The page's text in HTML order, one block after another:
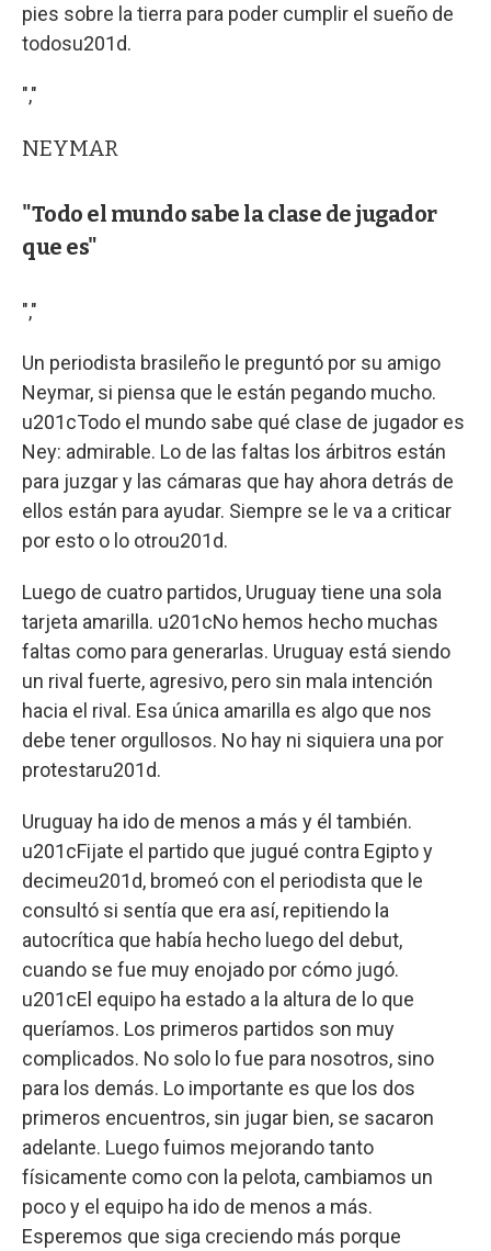
pies sobre la tierra para poder cumplir el sueño de
todosu201d.
","
NEYMAR
"Todo el mundo sabe la clase de jugador
que es"
","
Un periodista brasileño le preguntó por su amigo
Neymar, si piensa que le están pegando mucho.
u201cTodo el mundo sabe qué clase de jugador es
Ney: admirable. Lo de las faltas los árbitros están
para juzgar y las cámaras que hay ahora detrás de
ellos están para ayudar. Siempre se le va a criticar
por esto o lo otrou201d.
Luego de cuatro partidos, Uruguay tiene una sola
tarjeta amarilla. u201cNo hemos hecho muchas
faltas como para generarlas. Uruguay está siendo
un rival fuerte, agresivo, pero sin mala intención
hacia el rival. Esa única amarilla es algo que nos
debe tener orgullosos. No hay ni siquiera una por
protestaru201d.
Uruguay ha ido de menos a más y él también.
u201cFijate el partido que jugué contra Egipto y
decimeu201d, bromeó con el periodista que le
consultó si sentía que era así, repitiendo la
autocrítica que había hecho luego del debut,
cuando se fue muy enojado por cómo jugó.
u201cEl equipo ha estado a la altura de lo que
queríamos. Los primeros partidos son muy
complicados. No solo lo fue para nosotros, sino
para los demás. Lo importante es que los dos
primeros encuentros, sin jugar bien, se sacaron
adelante. Luego fuimos mejorando tanto
físicamente como con la pelota, cambiamos un
poco y el equipo ha ido de menos a más.
Esperemos que siga creciendo más porque